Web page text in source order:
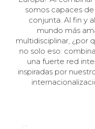
somos capaces
conjunta. Al fin y
mundo más
multidisciplinar, ¿por
no solo eso:
una fuerte red
inspiradas por